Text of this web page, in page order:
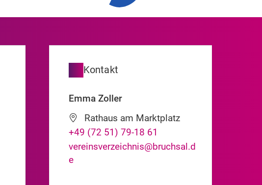
Kontakt
Emma Zoller
Rathaus am Marktplatz
vereinsverzeichnis@bruchsal.d
e
+49 (72 51) 79-18 61